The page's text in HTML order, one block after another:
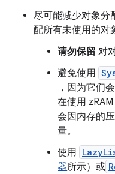
尽可能减少对象分
配所有未使用的对
请勿保留 对
避免使用
，因为它们
在使用
会因内存的
量。
使用
器所示）或